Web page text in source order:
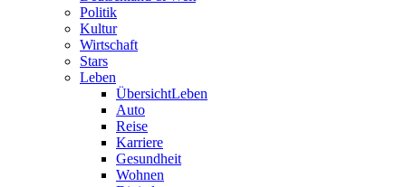
Politik
Kultur
Wirtschaft
Stars
Leben
ÜbersichtLeben
Auto
Reise
Karriere
Gesundheit
Wohnen